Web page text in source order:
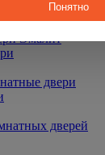
ПЭТ
Эмалит
двери
дверей
Понятно